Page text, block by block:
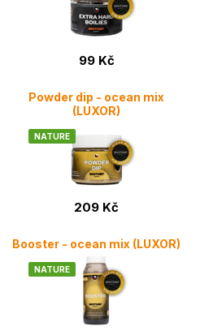
99 Kč
Powder dip - ocean mix
(LUXOR)
NATURE
209 Kč
Booster - ocean mix (LUXOR)
NATURE